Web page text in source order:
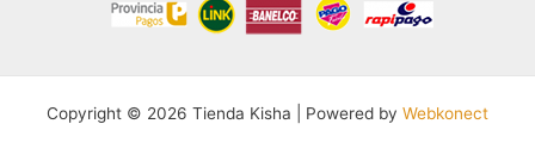
Copyright © 2026 Tienda Kisha | Powered by Webkonect